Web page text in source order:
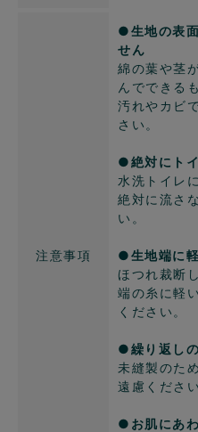
注意事項
●生地の表
せん
綿の葉や茎
んでできる
汚れやカビ
さい。
●絶対にト
水洗トイレ
絶対に流さ
い。
●生地端に
ほつれ裁断
端の糸に軽
ください。
●繰り返し
未縫製のた
遠慮ください
●お肌にあ